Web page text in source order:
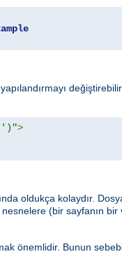
*')">
oldukça kolaydır.
(bir sayfanın
önemlidir. Bunun